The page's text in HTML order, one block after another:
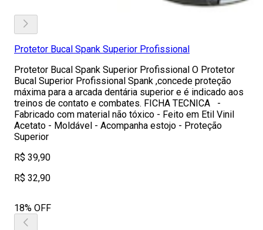
Protetor Bucal Spank Superior Profissional
Protetor Bucal Spank Superior Profissional O Protetor
Bucal Superior Profissional Spank ,concede proteção
máxima para a arcada dentária superior e é indicado aos
treinos de contato e combates. FICHA TECNICA -
Fabricado com material não tóxico - Feito em Etil Vinil
Acetato - Moldável - Acompanha estojo - Proteção
Superior
R$ 39,90
R$ 32,90
18% OFF